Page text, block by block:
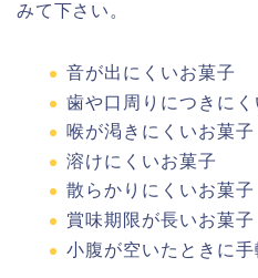
みて下さい。
音が出にくいお菓子
歯や口周りにつきにく
喉が渇きにくいお菓子
溶けにくいお菓子
散らかりにくいお菓子
賞味期限が長いお菓子
小腹が空いたときに